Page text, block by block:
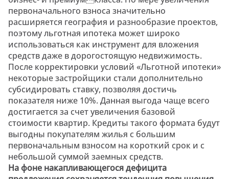
первоначального взноса значительно
расширяется география и разнообразие проектов,
поэтому льготная ипотека может широко
использоваться как инструмент для вложения
средств даже в дорогостоящую недвижимость.
После корректировки условий «Льготной ипотеки»
некоторые застройщики стали дополнительно
субсидировать ставку, позволяя достичь
показателя ниже 10%. Данная выгода чаще всего
достигается за счет увеличения базовой
стоимости квартир. Кредиты такого формата будут
выгодны покупателям жилья с большим
первоначальным взносом на короткий срок и с
небольшой суммой заемных средств.
На фоне накапливающегося дефицита